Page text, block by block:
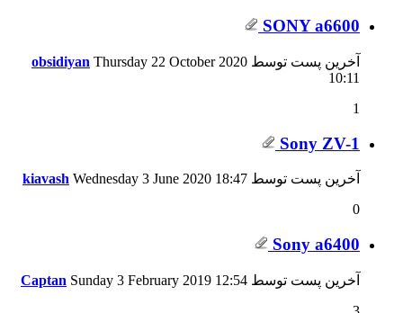
SONY a6600
آخرین پست توسط obsidiyan Thursday 22 October 2020
10:11
1
Sony ZV-1
آخرین پست توسط kiavash Wednesday 3 June 2020 18:47
0
Sony a6400
آخرین پست توسط Captan Sunday 3 February 2019 12:54